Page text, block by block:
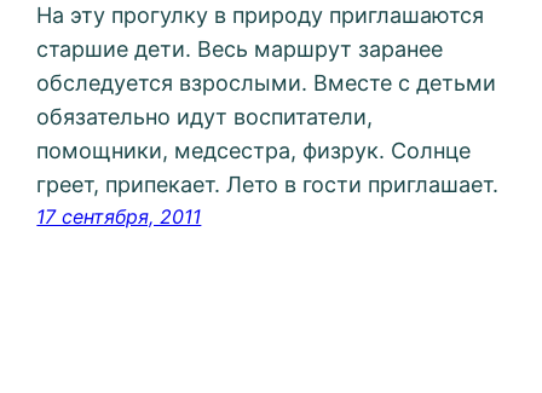
На эту прогулку в природу приглашаются
старшие дети. Весь маршрут заранее
обследуется взрослыми. Вместе с детьми
обязательно идут воспитатели,
помощники, медсестра, физрук. Солнце
греет, припекает. Лето в гости приглашает.
17 сентября, 2011